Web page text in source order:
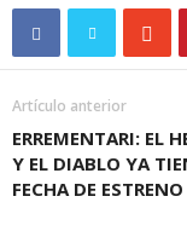
Artículo anterior
ERREMENTARI: EL
Y EL DIABLO YA
FECHA DE ESTRENO